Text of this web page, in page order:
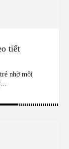
tiết
nhờ môi